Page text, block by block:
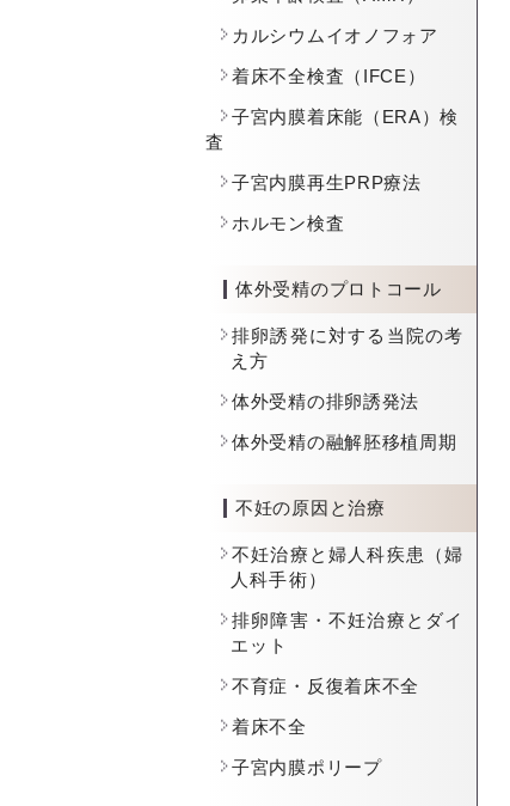
カルシウムイオノフォア
着床不全検査（IFCE）
子宮内膜着床能（ERA）検
査
子宮内膜再生PRP療法
ホルモン検査
体外受精のプロトコール
排卵誘発に対する当院の考
え方
体外受精の排卵誘発法
体外受精の融解胚移植周期
不妊の原因と治療
不妊治療と婦人科疾患（婦
人科手術）
排卵障害・不妊治療とダイ
エット
不育症・反復着床不全
着床不全
子宮内膜ポリープ